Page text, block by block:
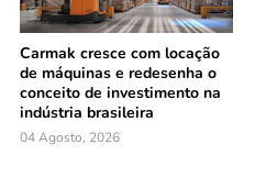
Carmak cresce com locação
de máquinas e redesenha o
conceito de investimento na
indústria brasileira
04 Agosto, 2026